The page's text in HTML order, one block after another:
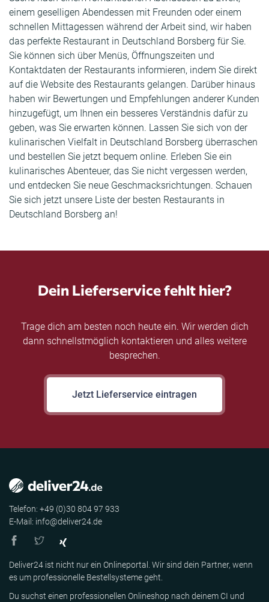
einem geselligen Abendessen mit Freunden oder einem
schnellen Mittagessen während der Arbeit sind, wir haben
das perfekte Restaurant in Deutschland Borsberg für Sie.
Sie können sich über Menüs, Öffnungszeiten und
Kontaktdaten der Restaurants informieren, indem Sie direkt
auf die Website des Restaurants gelangen. Darüber hinaus
haben wir Bewertungen und Empfehlungen anderer Kunden
hinzugefügt, um Ihnen ein besseres Verständnis dafür zu
geben, was Sie erwarten können. Lassen Sie sich von der
kulinarischen Vielfalt in Deutschland Borsberg überraschen
und bestellen Sie jetzt bequem online. Erleben Sie ein
kulinarisches Abenteuer, das Sie nicht vergessen werden,
und entdecken Sie neue Geschmacksrichtungen. Schauen
Sie sich jetzt unsere Liste der besten Restaurants in
Deutschland Borsberg an!
Dein Lieferservice fehlt hier?
Trage dich am besten noch heute ein. Wir werden dich
dann schnellstmöglich kontaktieren und alles weitere
besprechen.
Jetzt Lieferservice eintragen
Telefon: +49 (0)30 804 97 933
E-Mail: info@deliver24.de
Deliver24 ist nicht nur ein Onlineportal. Wir sind dein Partner, wenn
es um professionelle Bestellsysteme geht.
Du suchst einen professionellen Onlineshop nach deinem CI und